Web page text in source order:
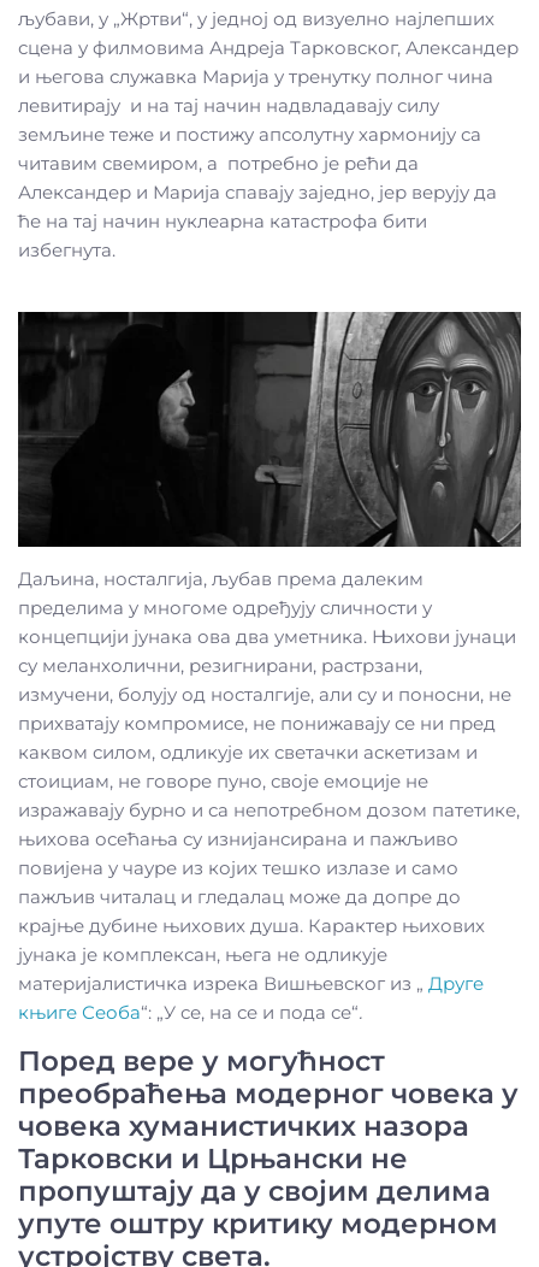
љубави, у „Жртви“, у једној од визуелно најлепших
сцена у филмовима Андреја Тарковског, Александер
и његова служавка Марија у тренутку полног чина
левитирају и на тај начин надвладавају силу
земљине теже и постижу апсолутну хармонију са
читавим свемиром, а потребно је рећи да
Александер и Марија спавају заједно, јер верују да
ће на тај начин нуклеарна катастрофа бити
избегнута.
Даљина, носталгија, љубав према далеким
пределима у многоме одређују сличности у
концепцији јунака ова два уметника. Њихови јунаци
су меланхолични, резигнирани, растрзани,
измучени, болују од носталгије, али су и поносни, не
прихватају компромисе, не понижавају се ни пред
каквом силом, одликује их светачки аскетизам и
стоициам, не говоре пуно, своје емоције не
изражавају бурно и са непотребном дозом патетике,
њихова осећања су изнијансирана и пажљиво
повијена у чауре из којих тешко излазе и само
пажљив читалац и гледалац може да допре до
крајње дубине њихових душа. Карактер њихових
јунака је комплексан, њега не одликује
материјалистичка изрека Вишњевског из „ Друге
књиге Сеоба“: „У се, на се и пода се“.
Поред вере у могућност
преобраћења модерног човека у
човека хуманистичких назора
Тарковски и Црњански не
пропуштају да у својим делима
упуте оштру критику модерном
устројству света.